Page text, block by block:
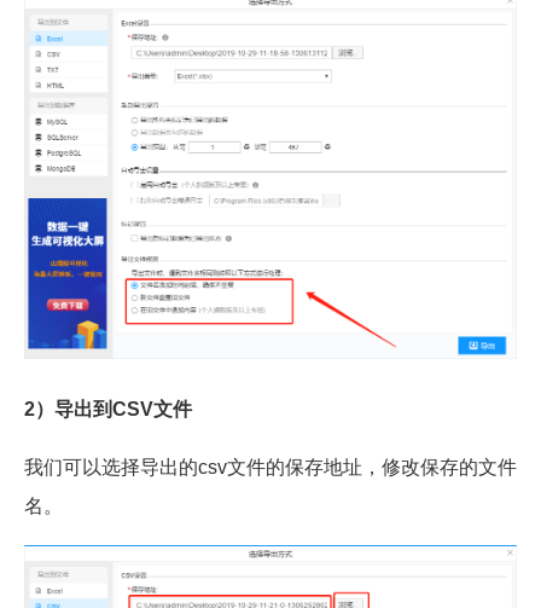
2）导出到CSV文件
我们可以选择导出的csv文件的保存地址，修改保存的文件
名。